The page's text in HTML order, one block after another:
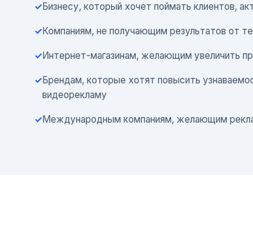
Бизнесу, который хочет поймать клиентов,
Компаниям, не получающим результатов от
Интернет-магазинам, желающим увеличить
Брендам, которые хотят повысить
видеорекламу
Международным компаниям, желающим